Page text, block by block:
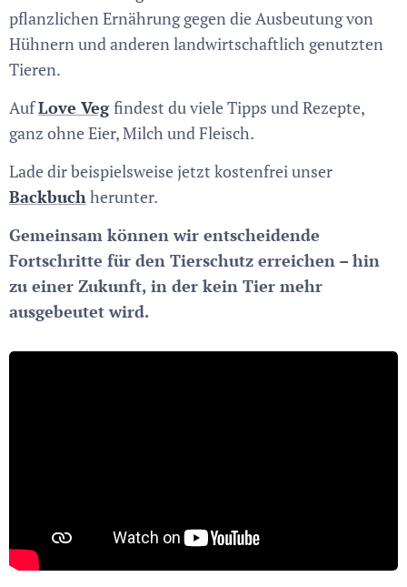
pflanzlichen Ernährung gegen die Ausbeutung von
Hühnern und anderen landwirtschaftlich genutzten
Tieren.
AufLove Veg findest du viele Tipps und Rezepte,
ganz ohne Eier, Milch und Fleisch.
Lade dir beispielsweise jetzt kostenfrei unser
Backbuchherunter.
Gemeinsam können wir entscheidende
Fortschritte für den Tierschutz erreichen – hin
zu einer Zukunft, in der kein Tier mehr
ausgebeutet wird.